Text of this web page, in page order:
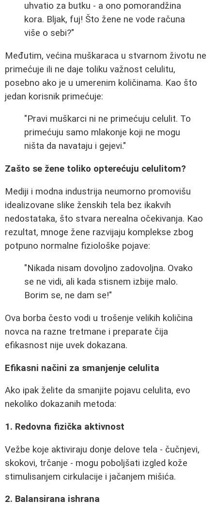
uhvatio za butku - a ono pomorandžina
kora. Bljak, fuj! Što žene ne vode računa
više o sebi?"
Međutim, većina muškaraca u stvarnom životu ne
primećuje ili ne daje toliku važnost celulitu,
posebno ako je u umerenim količinama. Kao što
jedan korisnik primećuje:
"Pravi muškarci ni ne primećuju celulit. To
primećuju samo mlakonje koji ne mogu
ništa da navataju i gejevi."
Zašto se žene toliko opterećuju celulitom?
Mediji i modna industrija neumorno promovišu
idealizovane slike ženskih tela bez ikakvih
nedostataka, što stvara nerealna očekivanja. Kao
rezultat, mnoge žene razvijaju komplekse zbog
potpuno normalne fiziološke pojave:
"Nikada nisam dovoljno zadovoljna. Ovako
se ne vidi, ali kada stisnem izbije malo.
Borim se, ne dam se!"
Ova borba često vodi u trošenje velikih količina
novca na razne tretmane i preparate čija
efikasnost nije uvek dokazana.
Efikasni načini za smanjenje celulita
Ako ipak želite da smanjite pojavu celulita, evo
nekoliko dokazanih metoda:
1. Redovna fizička aktivnost
Vežbe koje aktiviraju donje delove tela - čučnjevi,
skokovi, trčanje - mogu poboljšati izgled kože
stimulisanjem cirkulacije i jačanjem mišića.
2. Balansirana ishrana